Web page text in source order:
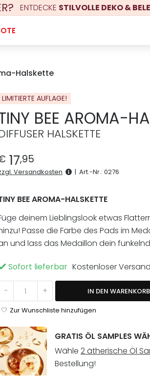
ENTDECKE STILVOLLE DEKO &
Halskette
LIMITIERTE AUFLAGE!
BEE AROMA-
HALSKETTE
17,95
Versandkosten | Art.-Nr.: 0276
BEE AROMA-HALSKETTE
deinem Lieblingslook etwas
Passe die Farbe des Pads im
und lass das Medaillon dein
Sofort lieferbar Kostenloser
-
Aroma-Halskette Menge
+ IN DEN WARENKORB
Zur Wunschliste hinzufügen
GRATIS ÖL SAMPLES
Wähle 2 ätherische Öl
Bestellung!